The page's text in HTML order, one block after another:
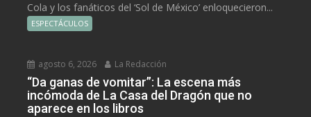
Cola y los fanáticos del ‘Sol de México’ enloquecieron...
ESPECTÁCULOS
agosto 6, 2026 La Redacción
“Da ganas de vomitar”: La escena más
incómoda de La Casa del Dragón que no
aparece en los libros